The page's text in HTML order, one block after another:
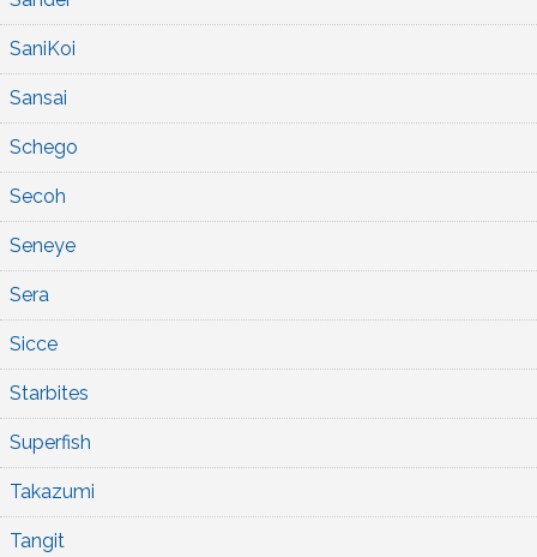
SaniKoi
Sansai
Schego
Secoh
Seneye
Sera
Sicce
Starbites
Superfish
Takazumi
Tangit